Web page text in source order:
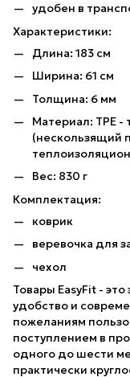
удобен в
Характеристики:
Длина: 183 см
Ширина: 61 см
Толщина: 6 мм
Материал: TPE
(нескользящий
Вес: 830 г
Комплектация:
коврик
веревочка для
чехол
Товары EasyFit -
удобство и
пожеланиям
поступлением в
одного до шести
практически